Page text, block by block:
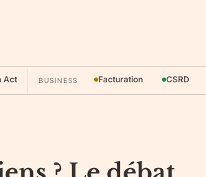
Act BUSINESS Facturation CSRD